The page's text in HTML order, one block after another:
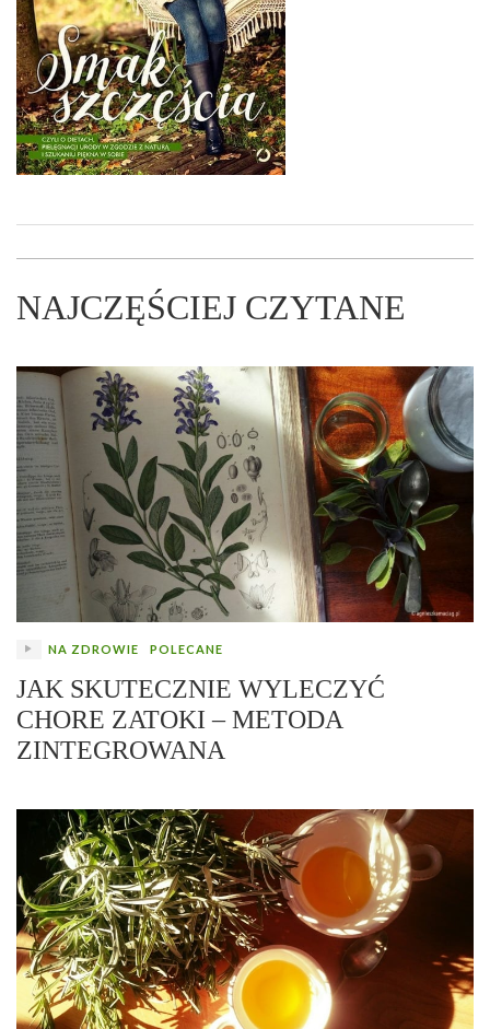
NAJCZĘŚCIEJ CZYTANE
NA ZDROWIE POLECANE
JAK SKUTECZNIE WYLECZYĆ
CHORE ZATOKI – METODA
ZINTEGROWANA